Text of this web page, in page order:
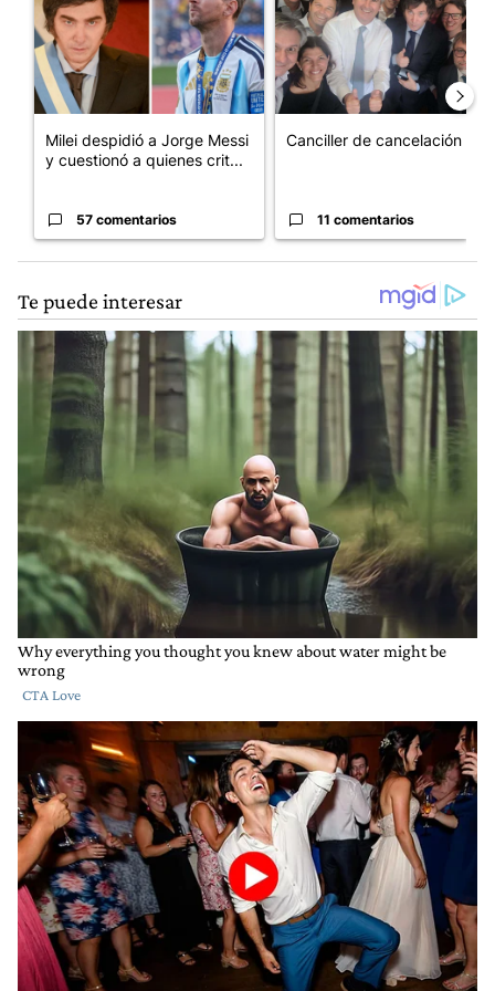
Milei despidió a Jorge Messi
y cuestionó a quienes crit...
57 comentarios
Canciller de cancelación
11 comentarios